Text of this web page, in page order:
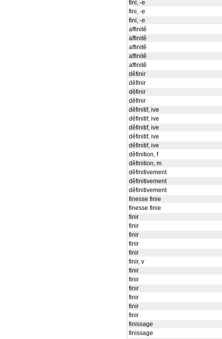
fini, -e
fini, -e
fini, -e
affinitě
affinitě
affinitě
affinitě
affinitě
děfinir
děfinir
děfinir
děfinir
děfinitif, ive
děfinitif, ive
děfinitif, ive
děfinitif, ive
děfinitif, ive
děfinition, f
děfinition, m
děfinitivement
děfinitivement
děfinitivement
finesse finie
finesse finie
finir
finir
finir
finir
finir
finir, v
finir
finir
finir
finir
finir
finir
finissage
finissage